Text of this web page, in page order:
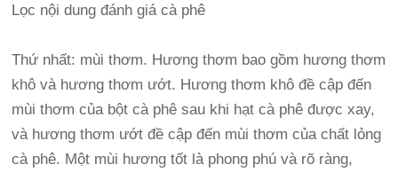
Lọc nội dung đánh giá cà phê
Thứ nhất: mùi thơm. Hương thơm bao gồm hương thơm
khô và hương thơm ướt. Hương thơm khô đề cập đến
mùi thơm của bột cà phê sau khi hạt cà phê được xay,
và hương thơm ướt đề cập đến mùi thơm của chất lỏng
cà phê. Một mùi hương tốt là phong phú và rõ ràng,